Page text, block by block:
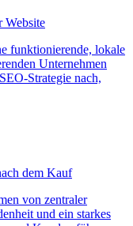
Website
funktionierende, lokale
Unternehmen
Strategie nach,
dem Kauf
von zentraler
und ein starkes